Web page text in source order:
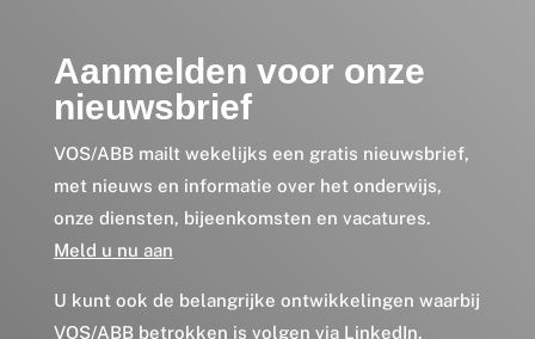
Aanmelden voor onze
nieuwsbrief
VOS/ABB mailt wekelijks een gratis nieuwsbrief,
met nieuws en informatie over het onderwijs,
onze diensten, bijeenkomsten en vacatures.
Meld u nu aan
U kunt ook de belangrijke ontwikkelingen waarbij
VOS/ABB betrokken is volgen via LinkedIn.